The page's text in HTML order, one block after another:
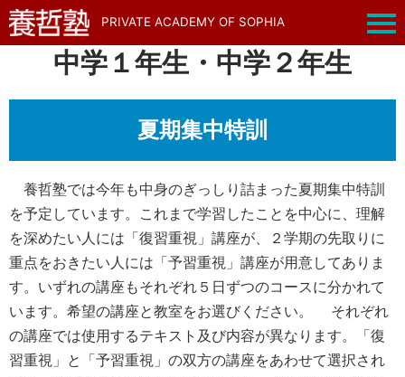
PRIVATE ACADEMY OF SOPHIA
中学１年生・中学２年生
夏期集中特訓
養哲塾では今年も中身のぎっしり詰まった夏期集中特訓
を予定しています。これまで学習したことを中心に、理解
を深めたい人には「復習重視」講座が、２学期の先取りに
重点をおきたい人には「予習重視」講座が用意してありま
す。いずれの講座もそれぞれ５日ずつのコースに分かれて
います。希望の講座と教室をお選びください。 それぞれ
の講座では使用するテキスト及び内容が異なります。「復
習重視」と「予習重視」の双方の講座をあわせて選択され